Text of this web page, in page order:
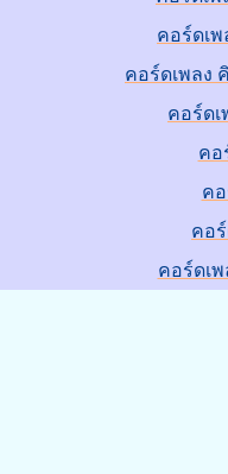
คอร์ดเ
คอร์ดเพลง
คอร์ดเ
คอ
ค
คอ
คอร์ดเ